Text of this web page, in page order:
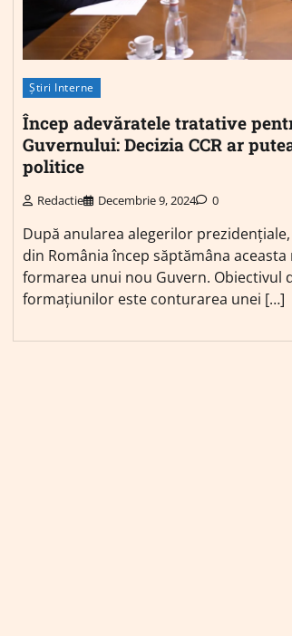
Știri Interne
Încep adevăratele tratative
Guvernului: Decizia CCR ar
politice
Redactie Decembrie 9, 2024 0
După anularea alegerilor
din România încep săptămâna
formarea unui nou Guvern. Obiectivul
formațiunilor este conturarea unei […]